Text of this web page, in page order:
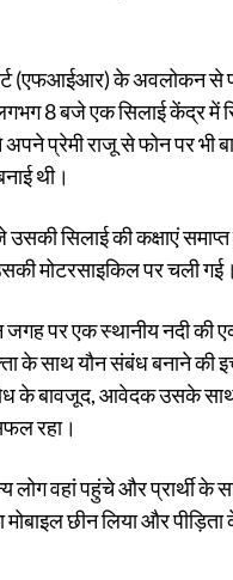
(एफआईआर) के अवलोकन से
8 बजे एक सिलाई केंद्र में
प्रेमी राजू से फोन पर भी
थी।
सिलाई की कक्षाएं समाप्त
मोटरसाइकिल पर चली गई।
पर एक स्थानीय नदी की
के साथ यौन संबंध बनाने की
के बावजूद, आवेदक उसके साथ
रहा।
लोग वहां पहुंचे और प्रार्थी के
छीन लिया और